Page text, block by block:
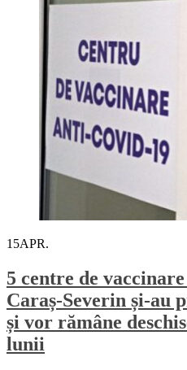
15APR.
5 centre de
Caraș-Severin și-au
și vor rămâne
lunii